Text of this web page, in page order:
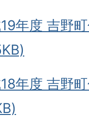
年度 吉野
年度 吉野